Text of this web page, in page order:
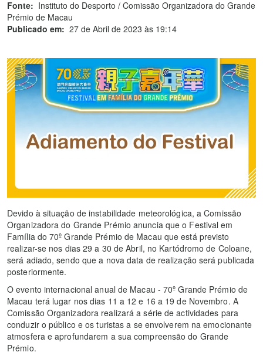
Fonte: Instituto do Desporto / Comissão Organizadora do Grande
Prémio de Macau
Publicado em: 27 de Abril de 2023 às 19:14
Devido à situação de instabilidade meteorológica, a Comissão
Organizadora do Grande Prémio anuncia que o Festival em
Família do 70º Grande Prémio de Macau que está previsto
realizar-se nos dias 29 a 30 de Abril, no Kartódromo de Coloane,
será adiado, sendo que a nova data de realização será publicada
posteriormente.
O evento internacional anual de Macau - 70º Grande Prémio de
Macau terá lugar nos dias 11 a 12 e 16 a 19 de Novembro. A
Comissão Organizadora realizará a série de actividades para
conduzir o público e os turistas a se envolverem na emocionante
atmosfera e aprofundarem a sua compreensão do Grande
Prémio.